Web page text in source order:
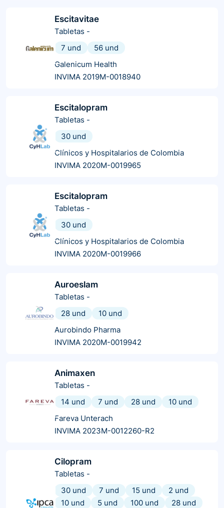
Escitavitae
Tabletas -
7 und
56 und
Galenicum Health
INVIMA 2019M-0018940
Escitalopram
Tabletas -
30 und
Clínicos y Hospitalarios de Colombia
INVIMA 2020M-0019965
Escitalopram
Tabletas -
30 und
Clínicos y Hospitalarios de Colombia
INVIMA 2020M-0019966
Auroeslam
Tabletas -
28 und
10 und
Aurobindo Pharma
INVIMA 2020M-0019942
Animaxen
Tabletas -
14 und
7 und 28 und
10 und
Fareva Unterach
INVIMA 2023M-0012260-R2
Cilopram
Tabletas -
30 und
7 und 15 und
2 und
10 und
5 und 100 und
28 und